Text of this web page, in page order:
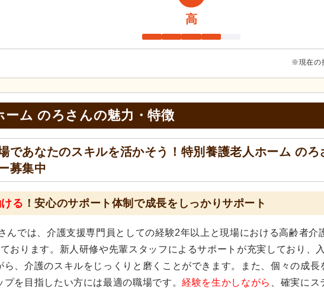
高
※現在の
ーム のろさんの魅力・特徴
であなたのスキルを活かそう！特別養護老人ホーム のろ
募集中
る ！安心のサポート体制で成長をしっかりサポート
んでは、介護支援専門員としての経験2年以上と現場における高齢者介
おります。新人研修や先輩スタッフによるサポートが充実しており、
ら、介護のスキルをじっくりと磨くことができます。また、個々の成長
プを目指したい方には最適の職場です。経験を生かしながら
、確実にス